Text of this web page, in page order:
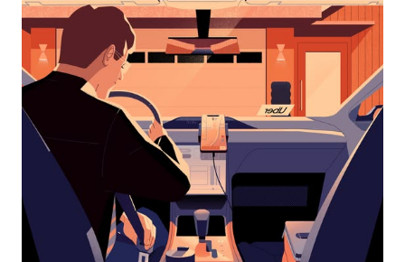
o
calendário
selecionar
uma
data.
Pressione
a
tecla
“ESC”
o
calendário.